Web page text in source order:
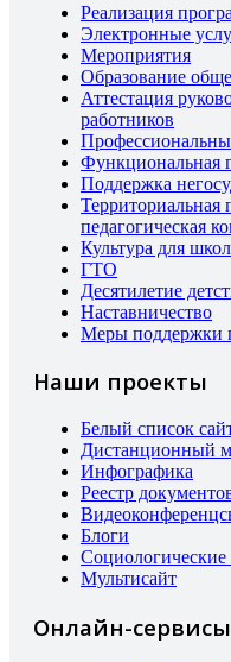
Реализация
Электронные
Мероприятия
Образование
Аттестация
работников
Функциональная
Поддержка
Территориальная
педагогическая
Культура для
ГТО
Десятилетие
Наставничество
Меры поддержки
Наши проекты
Белый список
Дистанционный
Инфографика
Реестр
Блоги
Мультисайт
Онлайн-сервисы